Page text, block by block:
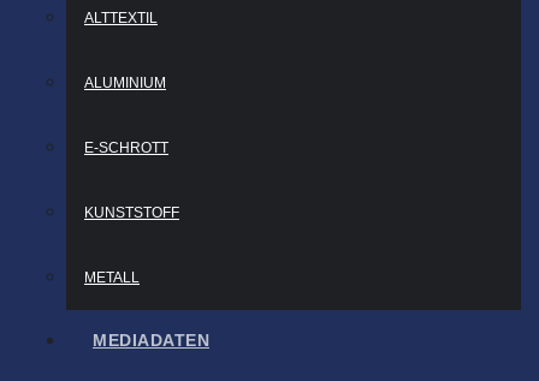
ALTTEXTIL
ALUMINIUM
E-SCHROTT
KUNSTSTOFF
METALL
MEDIADATEN